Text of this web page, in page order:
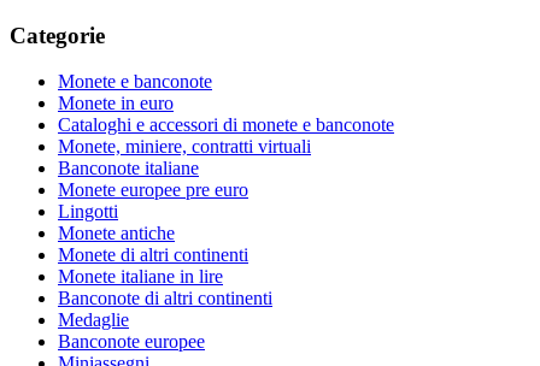
Categorie
Monete e banconote
Monete in euro
Cataloghi e accessori di monete e banconote
Monete, miniere, contratti virtuali
Banconote italiane
Monete europee pre euro
Lingotti
Monete antiche
Monete di altri continenti
Monete italiane in lire
Banconote di altri continenti
Medaglie
Banconote europee